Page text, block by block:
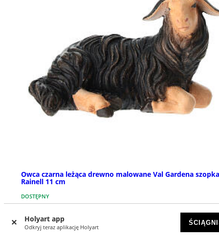
Holyart app
Odkryj teraz aplikację Holyart
Owca czarna leżąca drewno malowane Val Gardena szopka
Rainell 11 cm
DOSTĘPNY
zł 112,58